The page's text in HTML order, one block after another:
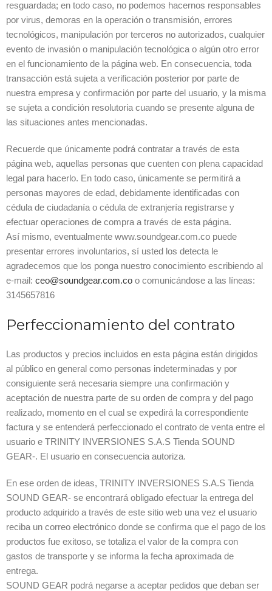
resguardada; en todo caso, no podemos hacernos responsables
por virus, demoras en la operación o transmisión, errores
tecnológicos, manipulación por terceros no autorizados, cualquier
evento de invasión o manipulación tecnológica o algún otro error
en el funcionamiento de la página web. En consecuencia, toda
transacción está sujeta a verificación posterior por parte de
nuestra empresa y confirmación por parte del usuario, y la misma
se sujeta a condición resolutoria cuando se presente alguna de
las situaciones antes mencionadas.
Recuerde que únicamente podrá contratar a través de esta
página web, aquellas personas que cuenten con plena capacidad
legal para hacerlo. En todo caso, únicamente se permitirá a
personas mayores de edad, debidamente identificadas con
cédula de ciudadanía o cédula de extranjería registrarse y
efectuar operaciones de compra a través de esta página.
Así mismo, eventualmente www.soundgear.com.co puede
presentar errores involuntarios, sí usted los detecta le
agradecemos que los ponga nuestro conocimiento escribiendo al
e-mail: ceo@soundgear.com.co o comunicándose a las líneas:
3145657816
Perfeccionamiento del contrato
Las productos y precios incluidos en esta página están dirigidos
al público en general como personas indeterminadas y por
consiguiente será necesaria siempre una confirmación y
aceptación de nuestra parte de su orden de compra y del pago
realizado, momento en el cual se expedirá la correspondiente
factura y se entenderá perfeccionado el contrato de venta entre el
usuario e TRINITY INVERSIONES S.A.S Tienda SOUND
GEAR-. El usuario en consecuencia autoriza.
En ese orden de ideas, TRINITY INVERSIONES S.A.S Tienda
SOUND GEAR- se encontrará obligado efectuar la entrega del
producto adquirido a través de este sitio web una vez el usuario
reciba un correo electrónico donde se confirma que el pago de los
productos fue exitoso, se totaliza el valor de la compra con
gastos de transporte y se informa la fecha aproximada de
entrega.
SOUND GEAR podrá negarse a aceptar pedidos que deban ser